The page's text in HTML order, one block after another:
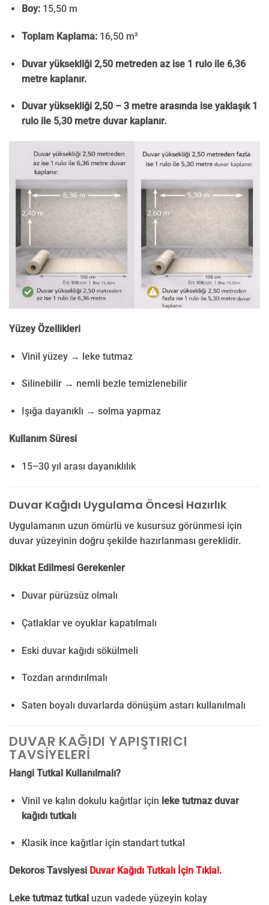
Boy:15,50 m
Toplam Kaplama:16,50 m²
Duvar yüksekliği 2,50 metreden az ise 1 rulo ile 6,36
metre kaplanır.
Duvar yüksekliği 2,50 – 3 metre arasında ise yaklaşık 1
rulo ile 5,30 metre duvar kaplanır.
Yüzey Özellikleri
Vinil yüzey → leke tutmaz
Silinebilir → nemli bezle temizlenebilir
Işığa dayanıklı → solma yapmaz
Kullanım Süresi
15–30 yıl arası dayanıklılık
Duvar Kağıdı Uygulama Öncesi Hazırlık
Uygulamanın uzun ömürlü ve kusursuz görünmesi için
duvar yüzeyinin doğru şekilde hazırlanması gereklidir.
Dikkat Edilmesi Gerekenler
Duvar pürüzsüz olmalı
Çatlaklar ve oyuklar kapatılmalı
Eski duvar kağıdı sökülmeli
Tozdan arındırılmalı
Saten boyalı duvarlarda dönüşüm astarı kullanılmalı
DUVAR KAĞIDI YAPIŞTIRICI
TAVSIYELERI
Hangi Tutkal Kullanılmalı?
Vinil ve kalın dokulu kağıtlar için leke tutmaz duvar
kağıdı tutkalı
Klasik ince kağıtlar için standart tutkal
Dekoros Tavsiyesi Duvar Kağıdı Tutkalı İçin Tıkla!.
Leke tutmaz tutkal uzun vadede yüzeyin kolay